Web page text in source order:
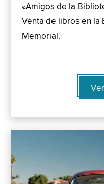
«Amigos de la
Venta de libros en la
Memorial.